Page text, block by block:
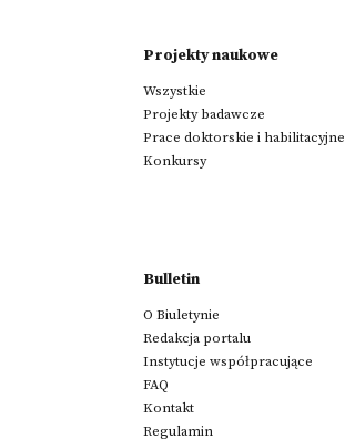
Projekty naukowe
Wszystkie
Projekty badawcze
Prace doktorskie i habilitacyjne
Konkursy
Bulletin
O Biuletynie
Redakcja portalu
Instytucje współpracujące
FAQ
Kontakt
Regulamin